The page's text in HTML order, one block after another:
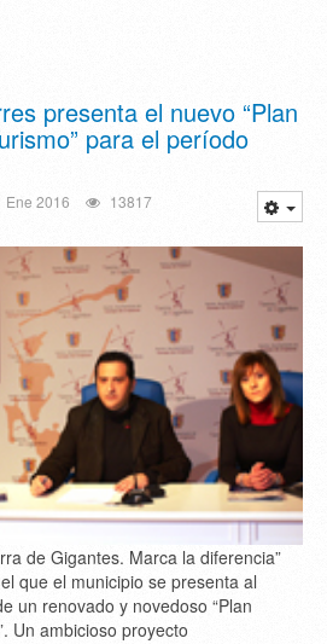
presenta el nuevo “Plan
para el período
Ene 2016 13817
de Gigantes. Marca la diferencia”
que el municipio se presenta al
un renovado y novedoso “Plan
Un ambicioso proyecto